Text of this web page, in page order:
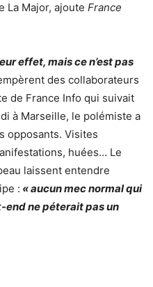
La Major, ajoute France
effet, mais ce n’est pas
des collaborateurs
de France Info qui suivait
à Marseille, le polémiste a
opposants. Visites
huées… Le
laissent entendre
: « aucun mec normal qui
end ne péterait pas un